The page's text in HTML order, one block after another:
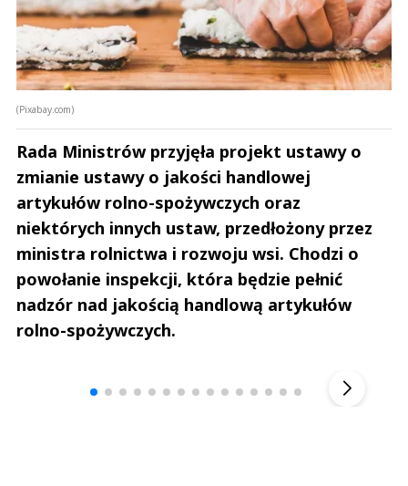
(Pixabay.com)
Rada Ministrów przyjęła projekt ustawy o
zmianie ustawy o jakości handlowej
artykułów rolno-spożywczych oraz
niektórych innych ustaw, przedłożony przez
ministra rolnictwa i rozwoju wsi. Chodzi o
powołanie inspekcji, która będzie pełnić
nadzór nad jakością handlową artykułów
rolno-spożywczych.